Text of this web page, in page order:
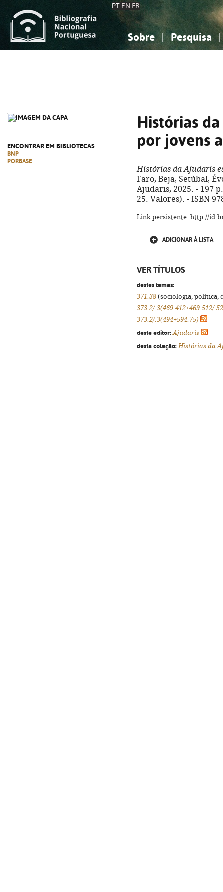
PT EN FR
Sobre Pesquisa
ENCONTRAR EM BIBLIOTECAS
BNP
PORBASE
Histórias
por jovens
Histórias da Ajudaris
Faro, Beja, Setúbal,
Ajudaris, 2025. - 197
25. Valores). - ISBN
Link persistente: http://
ADICIONAR À LISTA
VER TÍTULOS
destes temas:
371.38 (sociologia, política,
373.2/.3(469.412+469.512/
373.2/.3(494+594.75)
deste editor: Ajudaris
desta coleção: Histórias da